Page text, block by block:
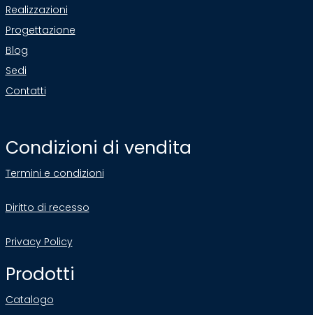
Realizzazioni
Progettazione
Blog
Sedi
Contatti
Condizioni di vendita
Termini e condizioni
Diritto di recesso
Privacy Policy
Prodotti
Catalogo